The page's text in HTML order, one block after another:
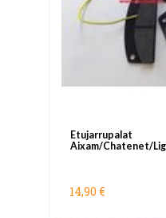
Etujarrupalat
Aixam/Chatenet/
14,90 €